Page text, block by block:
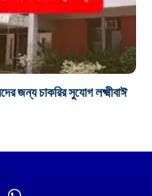
চাকরির সুযোগ লক্ষ্মীবাঈ